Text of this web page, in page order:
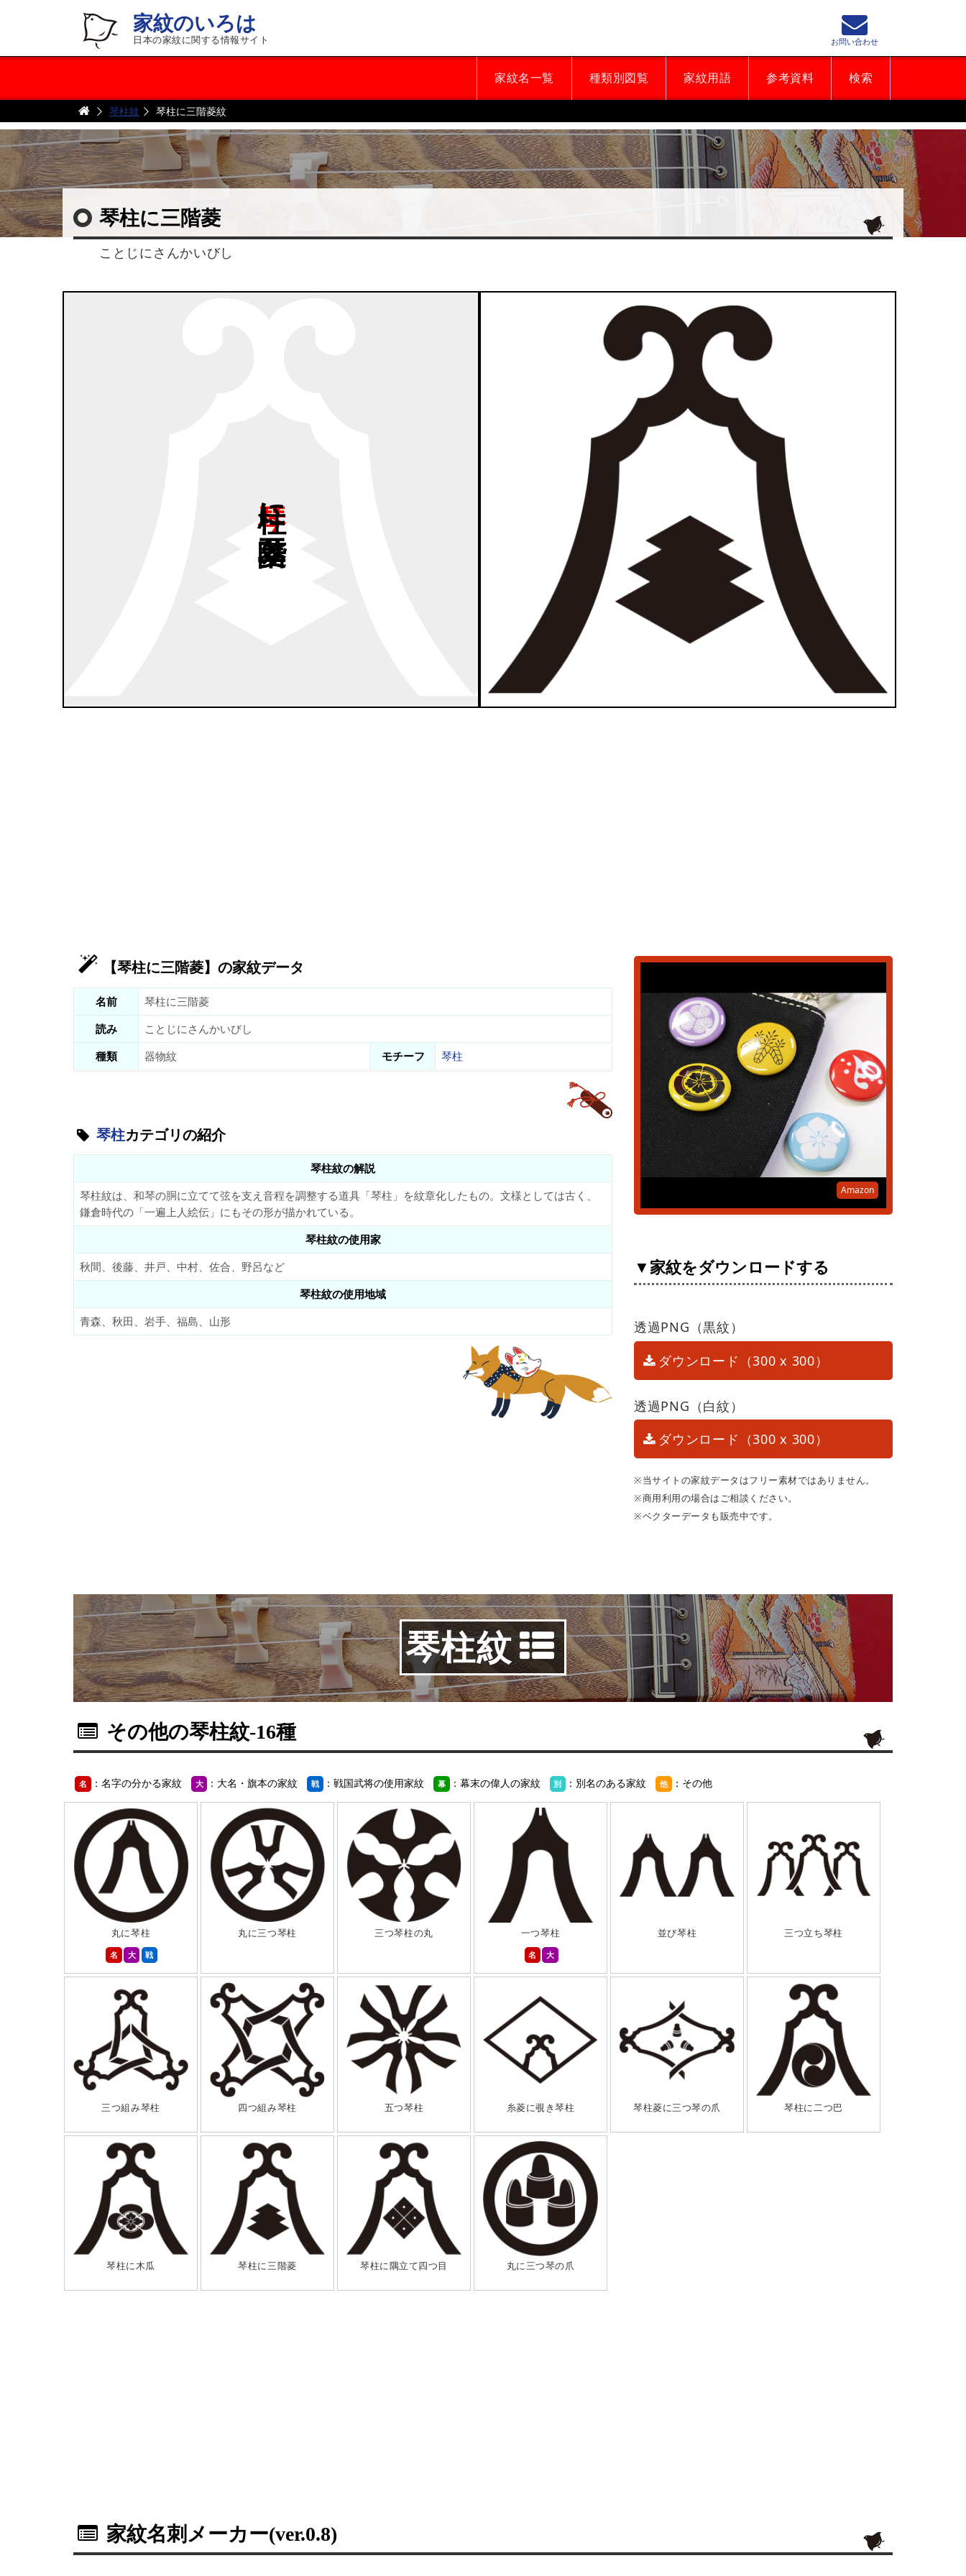
家紋のいろは
日本の家紋に関する情報サイト
家紋名一覧 種類別図覧 家紋用語 参考資料 検索
お問い合わせ
琴柱紋 琴柱に三階菱紋
琴柱に三階菱
ことじにさんかいびし
三階菱
【琴柱に三階菱】の家紋データ
名前
琴柱に三階菱
読み
ことじにさんかいびし
種類
器物紋 モチーフ 琴柱
琴柱カテゴリの紹介
琴柱紋の解説
琴柱紋は、和琴の胴に立てて弦を支え音程を調整する道具「琴柱」を紋章化したもの。文様としては古く、
鎌倉時代の「一遍上人絵伝」にもその形が描かれている。
琴柱紋の使用家
秋間、後藤、井戸、中村、佐合、野呂など
琴柱紋の使用地域
青森、秋田、岩手、福島、山形
Amazon
▼家紋をダウンロードする
透過PNG（黒紋）
ダウンロード（300 x 300）
透過PNG（白紋）
ダウンロード（300 x 300）
※当サイトの家紋データはフリー素材ではありません。
※商用利用の場合はご相談ください。
※ベクターデータも販売中です。
琴柱紋
その他の琴柱紋-16種
名 ：名字の分かる家紋 大 ：大名・旗本の家紋 戦 ：戦国武将の使用家紋 幕 ：幕末の偉人の家紋 別 ：別名のある家紋 他 ：その他
丸に琴柱
名
大 戦
丸に三つ琴柱 三つ琴柱の丸
一つ琴柱
名
大
並び琴柱 三つ立ち琴柱
三つ組み琴柱 四つ組み琴柱 五つ琴柱 糸菱に覗き琴柱 琴柱菱に三つ琴の爪 琴柱に二つ巴
琴柱に木瓜 琴柱に三階菱 琴柱に隅立て四つ目 丸に三つ琴の爪
家紋名刺メーカー(ver.0.8)